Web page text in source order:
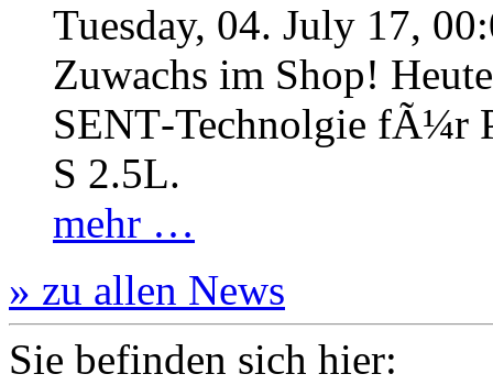
Tuesday, 04. July 17,
Zuwachs im Shop!
SENT‐Technolgie fÃ¼r
S 2.5L.
mehr …
» zu allen News
Sie befinden sich hier: